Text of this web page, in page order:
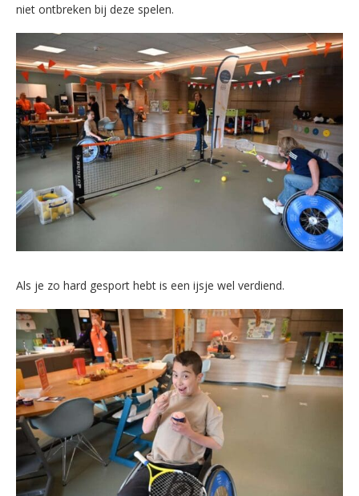
niet ontbreken bij deze spelen.
Als je zo hard gesport hebt is een ijsje wel verdiend.